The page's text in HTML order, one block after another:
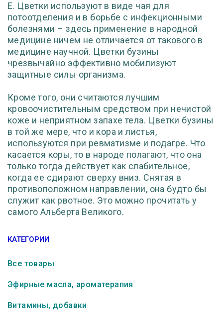
Е. Цветки используют в виде чая для
потоотделения и в борьбе с инфекционными
болезнями – здесь применение в народной
медицине ничем не отличается от такового в
медицине научной. Цветки бузины
чрезвычайно эффективно мобилизуют
защитные силы организма.
Кроме того, они считаются лучшим
кровоочистительным средством при нечистой
коже и неприятном запахе тела. Цветки бузины
в той же мере, что и кора и листья,
используются при ревматизме и подагре. Что
касается коры, то в народе полагают, что она
только тогда действует как слабительное,
когда ее сдирают сверху вниз. Снятая в
противоположном направлении, она будто бы
служит как рвотное. Это можно прочитать у
самого Альберта Великого.
КАТЕГОРИИ
Все товары
Эфирные масла, ароматерапия
Витамины, добавки